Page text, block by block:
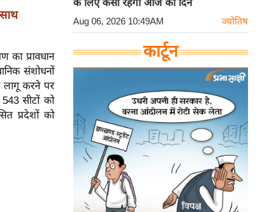
का प्रावधान
संशोधनों
करने पर
सीटों को
प्रदेशों को
के लिए कैसा रहेगा आज का दिन
Aug 06, 2026 10:49AM ज्योतिष
कार्टून